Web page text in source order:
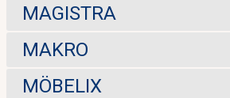
MAGISTRA
MAKRO
MÖBELIX